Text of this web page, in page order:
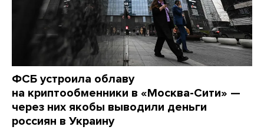
ФСБ устроила облаву
на криптообменники в «Москва-Сити» —
через них якобы выводили деньги
россиян в Украину